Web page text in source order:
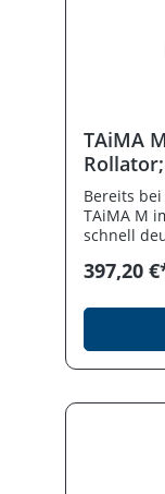
TAiMA
Bereits
TAiMA M
schnell
Castor
einzigen
mit
397,20